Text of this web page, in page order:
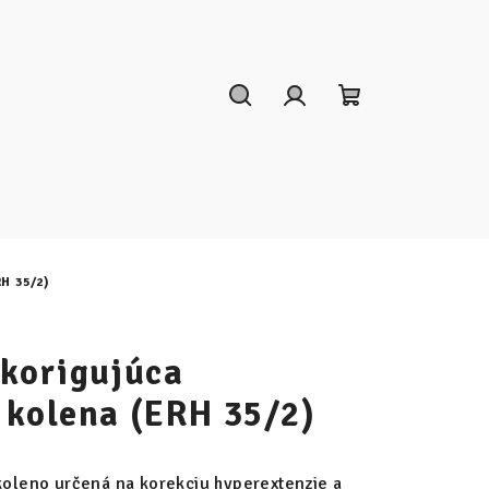
35/2)
(ERH 35/2)
určená na korekciu hyperextenzie a